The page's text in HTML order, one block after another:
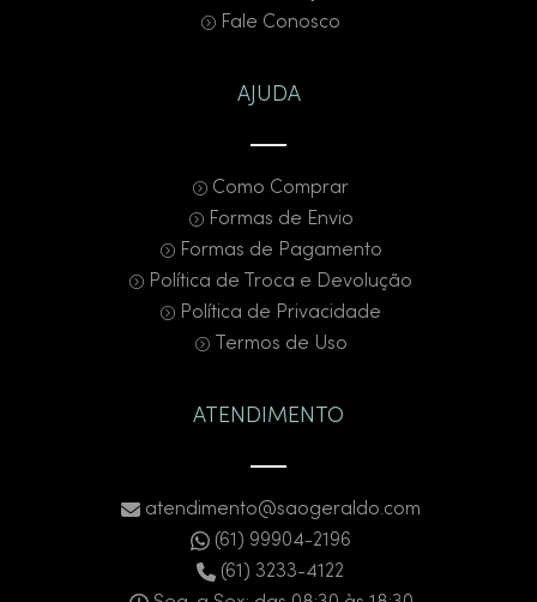
Fale Conosco
AJUDA
Como Comprar
Formas de Envio
Formas de Pagamento
Política de Troca e Devolução
Política de Privacidade
Termos de Uso
ATENDIMENTO
atendimento@saogeraldo.com
(61) 99904-2196
(61) 3233-4122